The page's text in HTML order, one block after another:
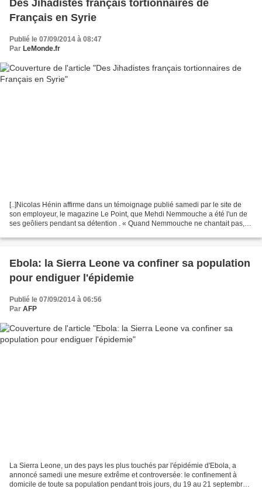
Des Jihadistes français tortionnaires de
Français en Syrie
Publié le 07/09/2014 à 08:47
Par LeMonde.fr
[..]Nicolas Hénin affirme dans un témoignage publié samedi par le site de
son employeur, le magazine Le Point, que Mehdi Nemmouche a été l'un de
ses geôliers pendant sa détention . « Quand Nemmouche ne chantait pas, il
Ebola: la Sierra Leone va confiner sa population
pour endiguer l'épidemie
Publié le 07/09/2014 à 06:56
Par AFP
La Sierra Leone, un des pays les plus touchés par l'épidémie d'Ebola, a
annoncé samedi une mesure extrême et controversée: le confinement à
domicile de toute sa population pendant trois jours, du 19 au 21 septembre,